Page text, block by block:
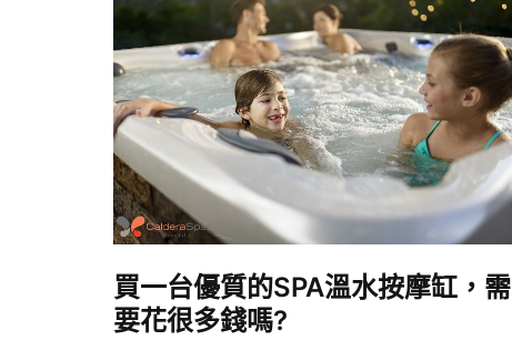
買一台優質的SPA溫水按摩缸，需
要花很多錢嗎?